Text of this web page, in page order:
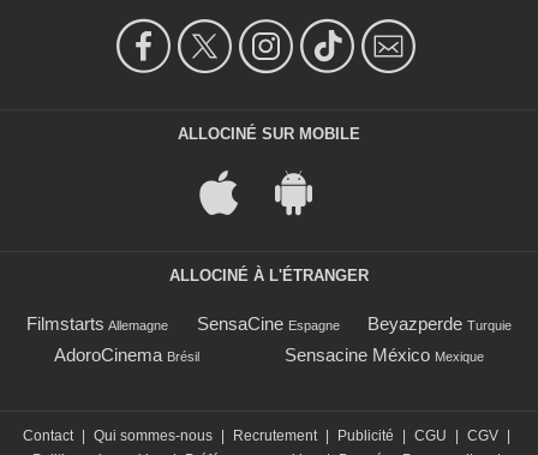
ALLOCINÉ SUR MOBILE
ALLOCINÉ À L'ÉTRANGER
Filmstarts Allemagne SensaCine Espagne Beyazperde Turquie
AdoroCinema Brésil Sensacine México Mexique
Contact Qui sommes-nous Recrutement Publicité CGU CGV